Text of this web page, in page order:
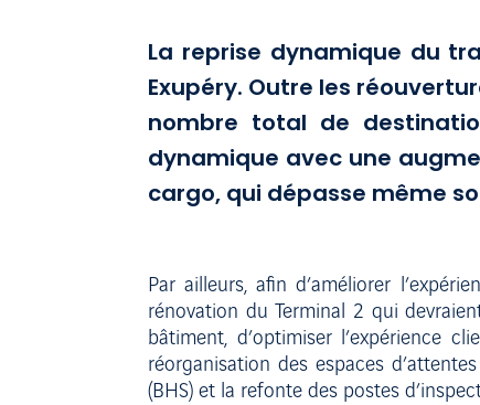
La reprise dynamique du
Exupéry. Outre les
nombre total de
dynamique avec une
cargo, qui dépasse même
Par ailleurs, afin d’améliorer
rénovation du Terminal 2 qui
bâtiment, d’optimiser l’expérience
réorganisation des espaces
(BHS) et la refonte des postes